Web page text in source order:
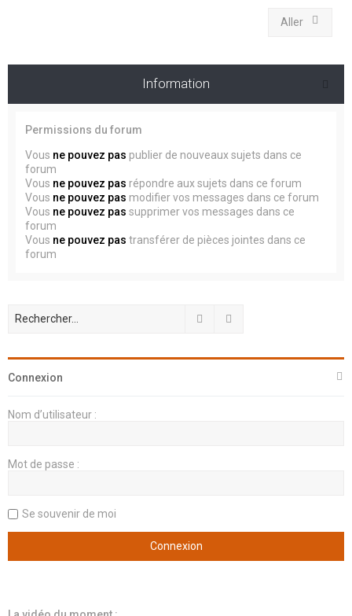
Aller
Information
Permissions du forum
Vous ne pouvez pas publier de nouveaux sujets dans ce
forum
Vous ne pouvez pas répondre aux sujets dans ce forum
Vous ne pouvez pas modifier vos messages dans ce forum
Vous ne pouvez pas supprimer vos messages dans ce
forum
Vous ne pouvez pas transférer de pièces jointes dans ce
forum
Rechercher
Connexion
Nom d’utilisateur :
Mot de passe :
Se souvenir de moi